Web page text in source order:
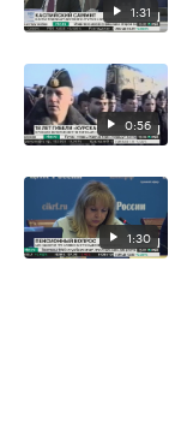
1:31
0:56
1:30